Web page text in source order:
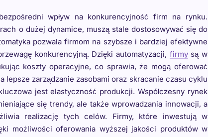
wpływ na konkurencyjność firm na rynku.
o dużej dynamice, muszą stale dostosowywać się do
pozwala firmom na szybsze i bardziej efektywne
konkurencyjną. Dzięki automatyzacji, firmysą w
koszty operacyjne, co sprawia, że mogą oferować
zarządzanie zasobami oraz skracanie czasu cyklu
jest elastyczność produkcji. Współczesny rynek
się trendy, ale także wprowadzania innowacji, a
realizację tych celów. Firmy, które inwestują w
możliwości oferowania wyższej jakości produktów w